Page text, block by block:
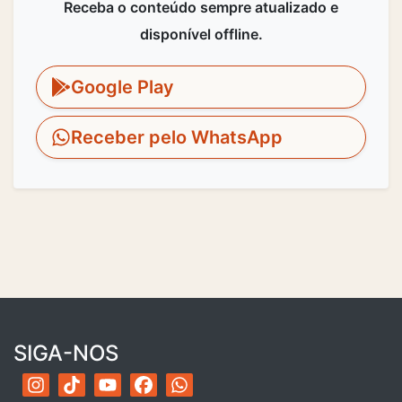
Receba o conteúdo sempre atualizado e
disponível offline.
Google Play
Receber pelo WhatsApp
SIGA-NOS